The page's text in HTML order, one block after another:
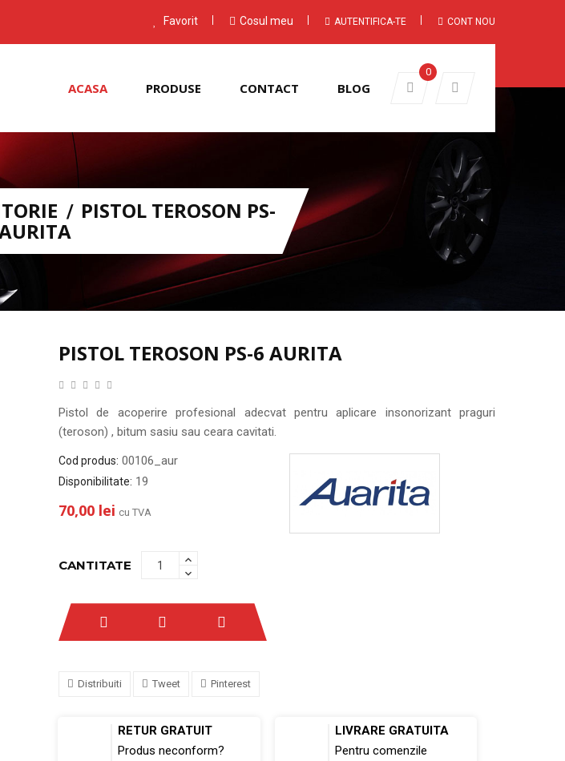
Favorit Cosul meu AUTENTIFICA-TE CONT NOU
0
ACASA PRODUSE CONTACT BLOG
PISTOL TEROSON PS-
PISTOL TEROSON PS-6 AURITA
Pistol de acoperire profesional adecvat pentru aplicare insonorizant praguri
(teroson) , bitum sasiu sau ceara cavitati.
Cod produs: 00106_aur
Disponibilitate: 19
70,00 lei cu TVA
CANTITATE
Distribuiti Tweet Pinterest
RETUR GRATUIT
Produs neconform?
LIVRARE GRATUITA
Pentru comenzile